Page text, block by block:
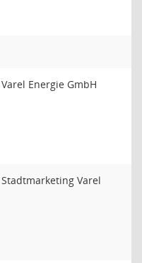
Energie GmbH
Varel